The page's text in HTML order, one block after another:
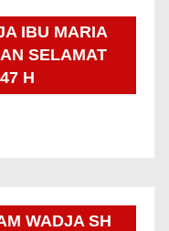
IBU MARIA
SELAMAT
H
WADJA SH